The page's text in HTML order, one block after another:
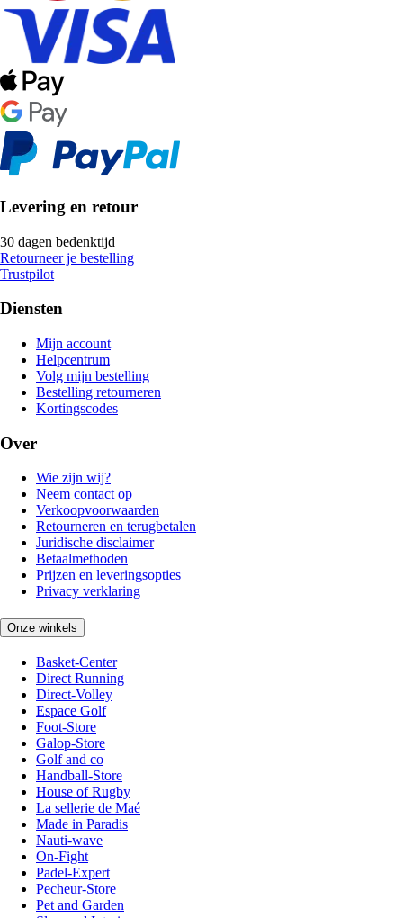
Levering en retour
30 dagen bedenktijd
Retourneer je bestelling
Trustpilot
Diensten
Mijn account
Helpcentrum
Volg mijn bestelling
Bestelling retourneren
Kortingscodes
Over
Wie zijn wij?
Neem contact op
Verkoopvoorwaarden
Retourneren en terugbetalen
Juridische disclaimer
Betaalmethoden
Prijzen en leveringsopties
Privacy verklaring
Onze winkels
Basket-Center
Direct Running
Direct-Volley
Espace Golf
Foot-Store
Galop-Store
Golf and co
Handball-Store
House of Rugby
La sellerie de Maé
Made in Paradis
Nauti-wave
On-Fight
Padel-Expert
Pecheur-Store
Pet and Garden